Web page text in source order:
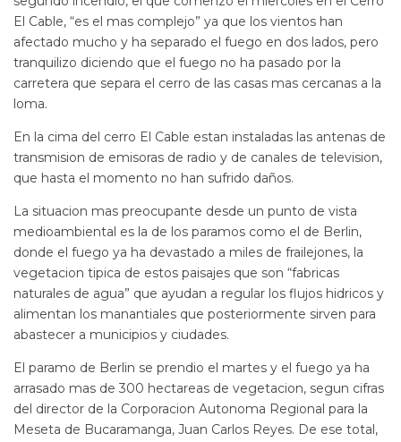
El Cable, “es el mas complejo” ya que los vientos han
afectado mucho y ha separado el fuego en dos lados, pero
tranquilizo diciendo que el fuego no ha pasado por la
carretera que separa el cerro de las casas mas cercanas a la
loma.
En la cima del cerro El Cable estan instaladas las antenas de
transmision de emisoras de radio y de canales de television,
que hasta el momento no han sufrido daños.
La situacion mas preocupante desde un punto de vista
medioambiental es la de los paramos como el de Berlin,
donde el fuego ya ha devastado a miles de frailejones, la
vegetacion tipica de estos paisajes que son “fabricas
naturales de agua” que ayudan a regular los flujos hidricos y
alimentan los manantiales que posteriormente sirven para
abastecer a municipios y ciudades.
El paramo de Berlin se prendio el martes y el fuego ya ha
arrasado mas de 300 hectareas de vegetacion, segun cifras
del director de la Corporacion Autonoma Regional para la
Meseta de Bucaramanga, Juan Carlos Reyes. De ese total,